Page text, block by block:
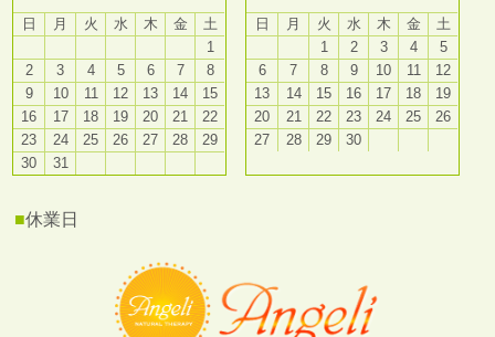
日
月 火 水 木 金
土
1
2
3 4 5 6 7
8
9
10 11 12 13 14
15
16
17 18 19 20 21
22
23
24 25 26 27 28
29
30
31
日
月 火 水 木 金
土
1
2 3 4
5
6
7 8 9 10 11
12
13
14 15 16 17 18
19
20
21 22 23 24 25
26
27
28 29 30
■休業日